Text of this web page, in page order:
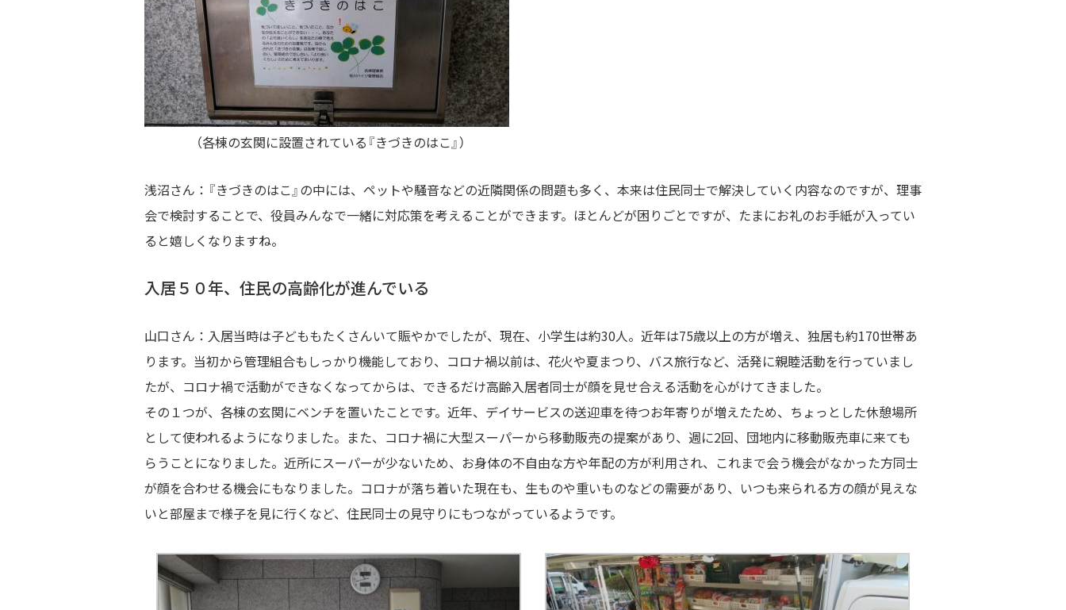
（各棟の玄関に設置されている『きづきのはこ』）
浅沼さん：『きづきのはこ』の中には、ペットや騒音などの近隣関係の問題も多く、本来は住民同士で解決していく内容なのですが、理事
会で検討することで、役員みんなで一緒に対応策を考えることができます。ほとんどが困りごとですが、たまにお礼のお手紙が入ってい
ると嬉しくなりますね。
入居５０年、住民の高齢化が進んでいる
山口さん：入居当時は子どももたくさんいて賑やかでしたが、現在、小学生は約30人。近年は75歳以上の方が増え、独居も約170世帯あ
ります。当初から管理組合もしっかり機能しており、コロナ禍以前は、花火や夏まつり、バス旅行など、活発に親睦活動を行っていまし
たが、コロナ禍で活動ができなくなってからは、できるだけ高齢入居者同士が顔を見せ合える活動を心がけてきました。
その１つが、各棟の玄関にベンチを置いたことです。近年、デイサービスの送迎車を待つお年寄りが増えたため、ちょっとした休憩場所
として使われるようになりました。また、コロナ禍に大型スーパーから移動販売の提案があり、週に2回、団地内に移動販売車に来ても
らうことになりました。近所にスーパーが少ないため、お身体の不自由な方や年配の方が利用され、これまで会う機会がなかった方同士
が顔を合わせる機会にもなりました。コロナが落ち着いた現在も、生ものや重いものなどの需要があり、いつも来られる方の顔が見えな
いと部屋まで様子を見に行くなど、住民同士の見守りにもつながっているようです。